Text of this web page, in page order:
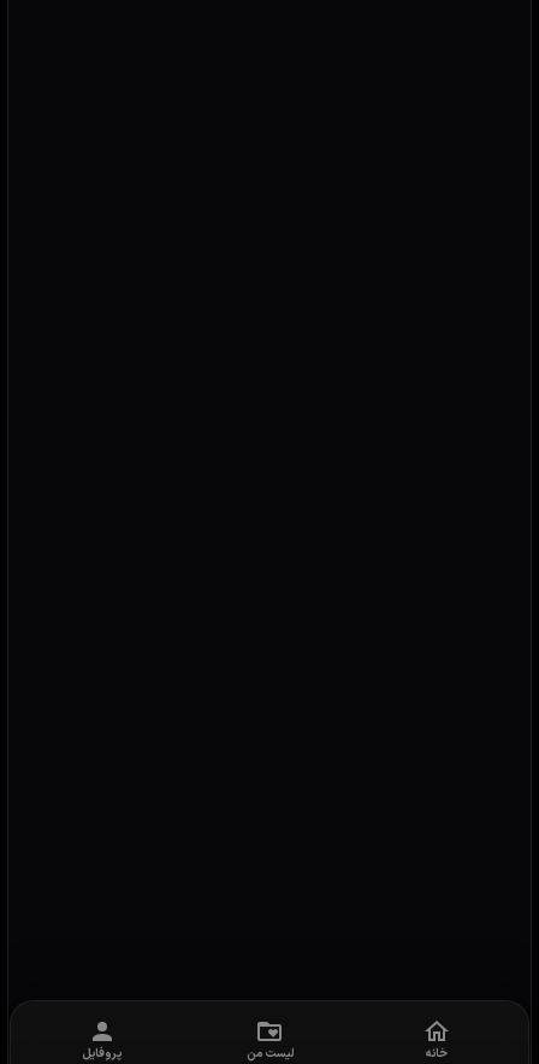
خانه لیست من پروفایل